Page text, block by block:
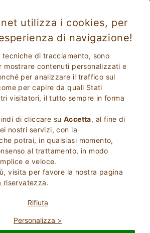
utilizza i cookies, per
di navigazione!
di tracciamento, sono
mostrare contenuti personalizzati e
per analizzare il traffico sul
per capire da quali Stati
visitatori, il tutto sempre in forma
di cliccare su Accetta, al fine di
nostri servizi, con la
potrai, in qualsiasi momento,
al trattamento, in modo
e veloce.
visita per favore la nostra pagina
riservatezza.
Rifiuta
Personalizza >
CERCA
Piemonte
Piemonte